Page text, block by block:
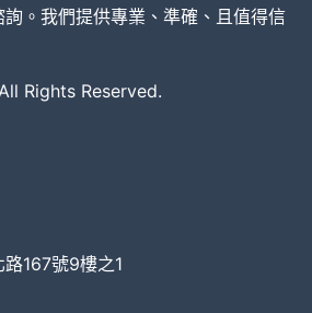
。我們提供專業、準確、且值得信
Rights Reserved.
167號9樓之1